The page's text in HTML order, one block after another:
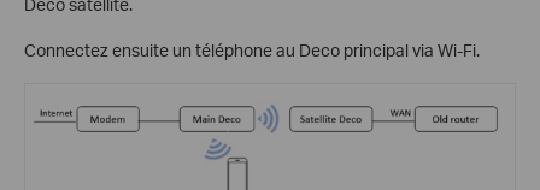
Deco satellite.
Connectez ensuite un téléphone au Deco principal via Wi-Fi.